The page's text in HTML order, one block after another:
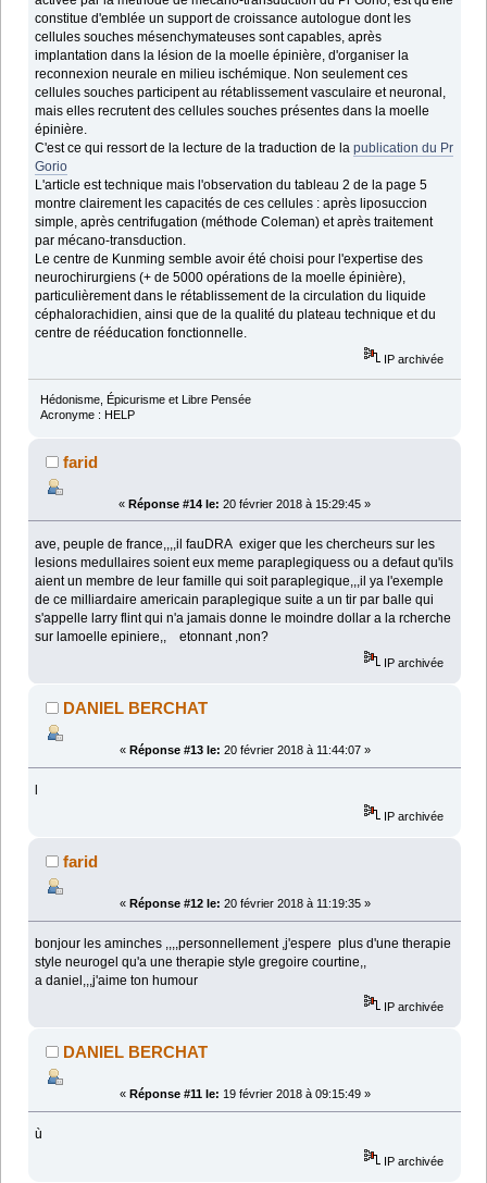
constitue d'emblée un support de croissance autologue dont les
cellules souches mésenchymateuses sont capables, après
implantation dans la lésion de la moelle épinière, d'organiser la
reconnexion neurale en milieu ischémique. Non seulement ces
cellules souches participent au rétablissement vasculaire et neuronal,
mais elles recrutent des cellules souches présentes dans la moelle
épinière.
C'est ce qui ressort de la lecture de la traduction de lapublication du Pr
Gorio
L'article est technique mais l'observation du tableau 2 de la page 5
montre clairement les capacités de ces cellules : après liposuccion
simple, après centrifugation (méthode Coleman) et après traitement
par mécano-transduction.
Le centre de Kunming semble avoir été choisi pour l'expertise des
neurochirurgiens (+ de 5000 opérations de la moelle épinière),
particulièrement dans le rétablissement de la circulation du liquide
céphalorachidien, ainsi que de la qualité du plateau technique et du
centre de rééducation fonctionnelle.
IP archivée
Hédonisme, Épicurisme et Libre Pensée
Acronyme : HELP
farid
« Réponse #14 le: 20 février 2018 à 15:29:45 »
ave, peuple de france,,,,il fauDRA exiger que les chercheurs sur les
lesions medullaires soient eux meme paraplegiquess ou a defaut qu'ils
aient un membre de leur famille qui soit paraplegique,,,il ya l'exemple
de ce milliardaire americain paraplegique suite a un tir par balle qui
s'appelle larry flint qui n'a jamais donne le moindre dollar a la rcherche
sur lamoelle epiniere,, etonnant ,non?
IP archivée
DANIEL BERCHAT
« Réponse #13 le: 20 février 2018 à 11:44:07 »
IP archivée
farid
« Réponse #12 le: 20 février 2018 à 11:19:35 »
bonjour les aminches ,,,,personnellement ,j'espere plus d'une therapie
style neurogel qu'a une therapie style gregoire courtine,,
a daniel,,,j'aime ton humour
IP archivée
DANIEL BERCHAT
« Réponse #11 le: 19 février 2018 à 09:15:49 »
ù
IP archivée